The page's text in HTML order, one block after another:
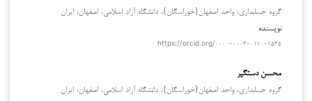
گروه حسابداری، واحد اصفهان(خوراسگان)، دانشگاه آزاد اسلامی، اصفهان، ایران
نویسنده
https://orcid.org/۰۰۰۰-۰۰۰۳-۰۱۱۰-۱۵۳۵
محسن دستگیر
گروه حسابداری، واحد اصفهان(خوراسگان)، دانشگاه آزاد اسلامی، اصفهان، ایران